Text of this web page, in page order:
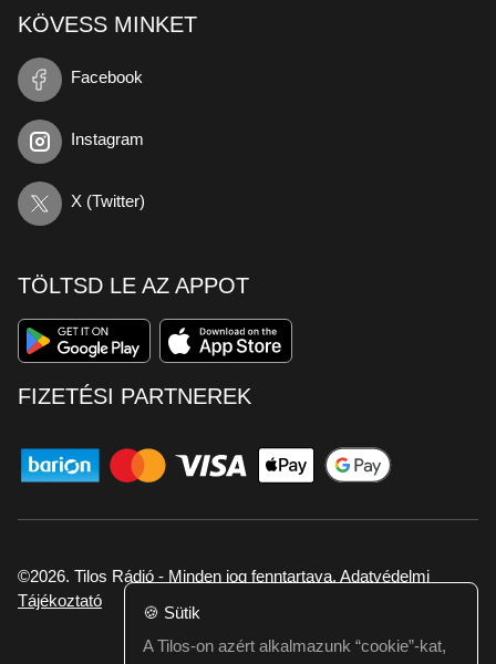
KÖVESS MINKET
Facebook
Instagram
X (Twitter)
TÖLTSD LE AZ APPOT
FIZETÉSI PARTNEREK
©2026. Tilos Rádió - Minden jog fenntartava. Adatvédelmi
Tájékoztató
🍪 Sütik
A Tilos-on azért alkalmazunk “cookie”-kat,